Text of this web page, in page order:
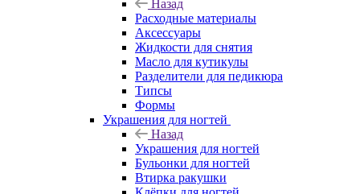
Назад
Расходные материалы
Аксессуары
Жидкости для снятия
Масло для кутикулы
Разделители для педикюра
Типсы
Формы
Украшения для ногтей
Назад
Украшения для ногтей
Бульонки для ногтей
Втирка ракушки